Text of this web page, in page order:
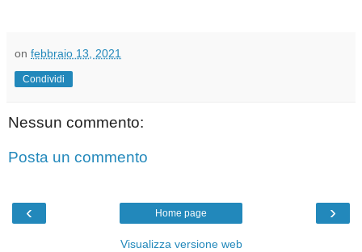
on febbraio 13, 2021
Condividi
Nessun commento:
Posta un commento
‹ ›
Home page
Visualizza versione web